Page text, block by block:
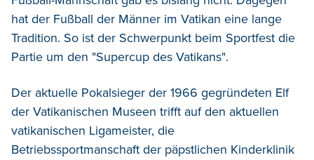
hat der Fußball der Männer im Vatikan eine lange
Tradition. So ist der Schwerpunkt beim Sportfest die
Partie um den "Supercup des Vatikans".
Der aktuelle Pokalsieger der 1966 gegründeten Elf
der Vatikanischen Museen trifft auf den aktuellen
vatikanischen Ligameister, die
Betriebssportmanschaft der päpstlichen Kinderklinik